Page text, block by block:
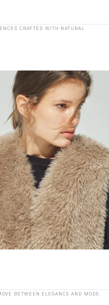
CRAFTED WITH NATURAL
BETWEEN ELEGANCE AND MODE.